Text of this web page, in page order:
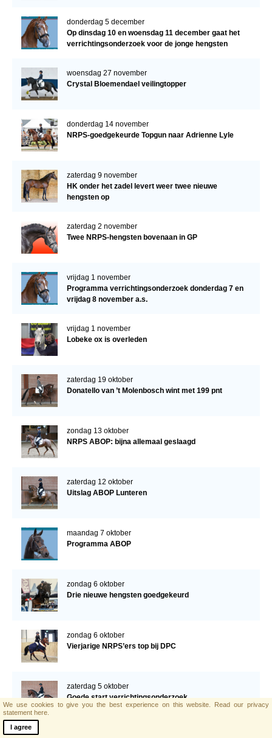
donderdag 5 december
Op dinsdag 10 en woensdag 11 december gaat het
verrichtingsonderzoek voor de jonge hengsten
woensdag 27 november
Crystal Bloemendael veilingtopper
donderdag 14 november
NRPS-goedgekeurde Topgun naar Adrienne Lyle
zaterdag 9 november
HK onder het zadel levert weer twee nieuwe
hengsten op
zaterdag 2 november
Twee NRPS-hengsten bovenaan in GP
vrijdag 1 november
Programma verrichtingsonderzoek donderdag 7 en
vrijdag 8 november a.s.
vrijdag 1 november
Lobeke ox is overleden
zaterdag 19 oktober
Donatello van ’t Molenbosch wint met 199 pnt
zondag 13 oktober
NRPS ABOP: bijna allemaal geslaagd
zaterdag 12 oktober
Uitslag ABOP Lunteren
maandag 7 oktober
Programma ABOP
zondag 6 oktober
Drie nieuwe hengsten goedgekeurd
zondag 6 oktober
Vierjarige NRPS’ers top bij DPC
zaterdag 5 oktober
Goede start verrichtingsonderzoek
We use cookies to give you the best experience on this website. Read our privacy
statement here.
I agree